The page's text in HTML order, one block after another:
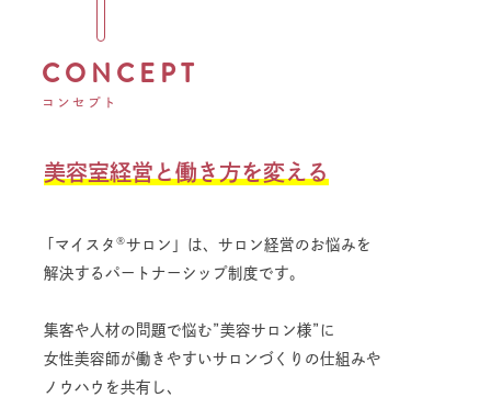
CONCEPT
コンセプト
美容室経営と働き方を変える
「マイスタ ®サロン」は、 サロン経営のお悩みを
解決するパートナーシップ制度です。
集客や人材の問題で悩む”美容サロン様”に
女性美容師が働きやすいサロンづくりの仕組みや
ノウハウを共有し、